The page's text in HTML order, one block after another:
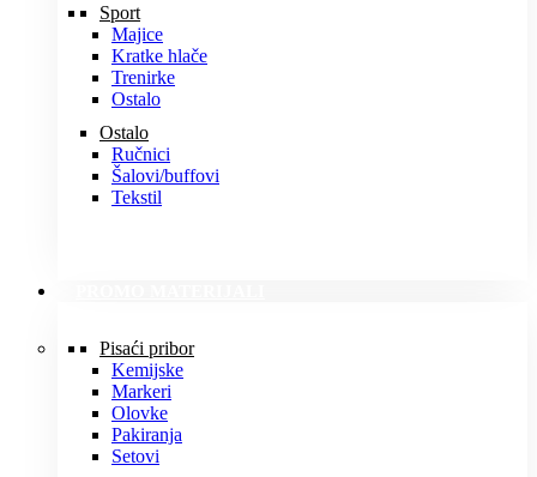
Sport
Majice
Kratke hlače
Trenirke
Ostalo
Ostalo
Ručnici
Šalovi/buffovi
Tekstil
Pisaći pribor
Kemijske
Markeri
Olovke
Pakiranja
Setovi